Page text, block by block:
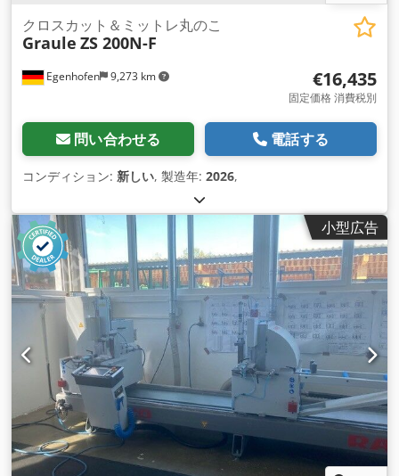
Egenhofen 9,273 km
クロスカット＆ミットレ丸のこ
Graule ZS 200N-F
€16,435
固定価格 消費税別
問い合わせる 電話する
コンディション: 新しい, 製造年: 2026,
小型広告